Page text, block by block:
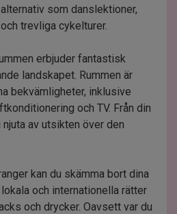
som danslektioner,
trevliga cykelturer.
erbjuder fantastisk
landskapet. Rummen är
bekvämligheter, inklusive
och TV. Från din
av utsikten över den
kan du skämma bort dina
och internationella rätter
och drycker. Oavsett var du